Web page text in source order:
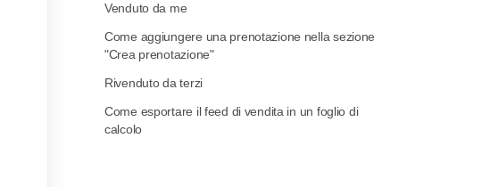
Venduto da me
Come aggiungere una prenotazione nella sezione
"Crea prenotazione"
Rivenduto da terzi
Come esportare il feed di vendita in un foglio di
calcolo